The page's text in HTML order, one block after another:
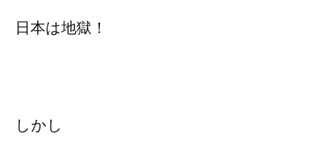
日本は地獄！
しかし